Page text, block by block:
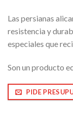
Las persianas
resistencia y
especiales que
Son un producto
PIDE